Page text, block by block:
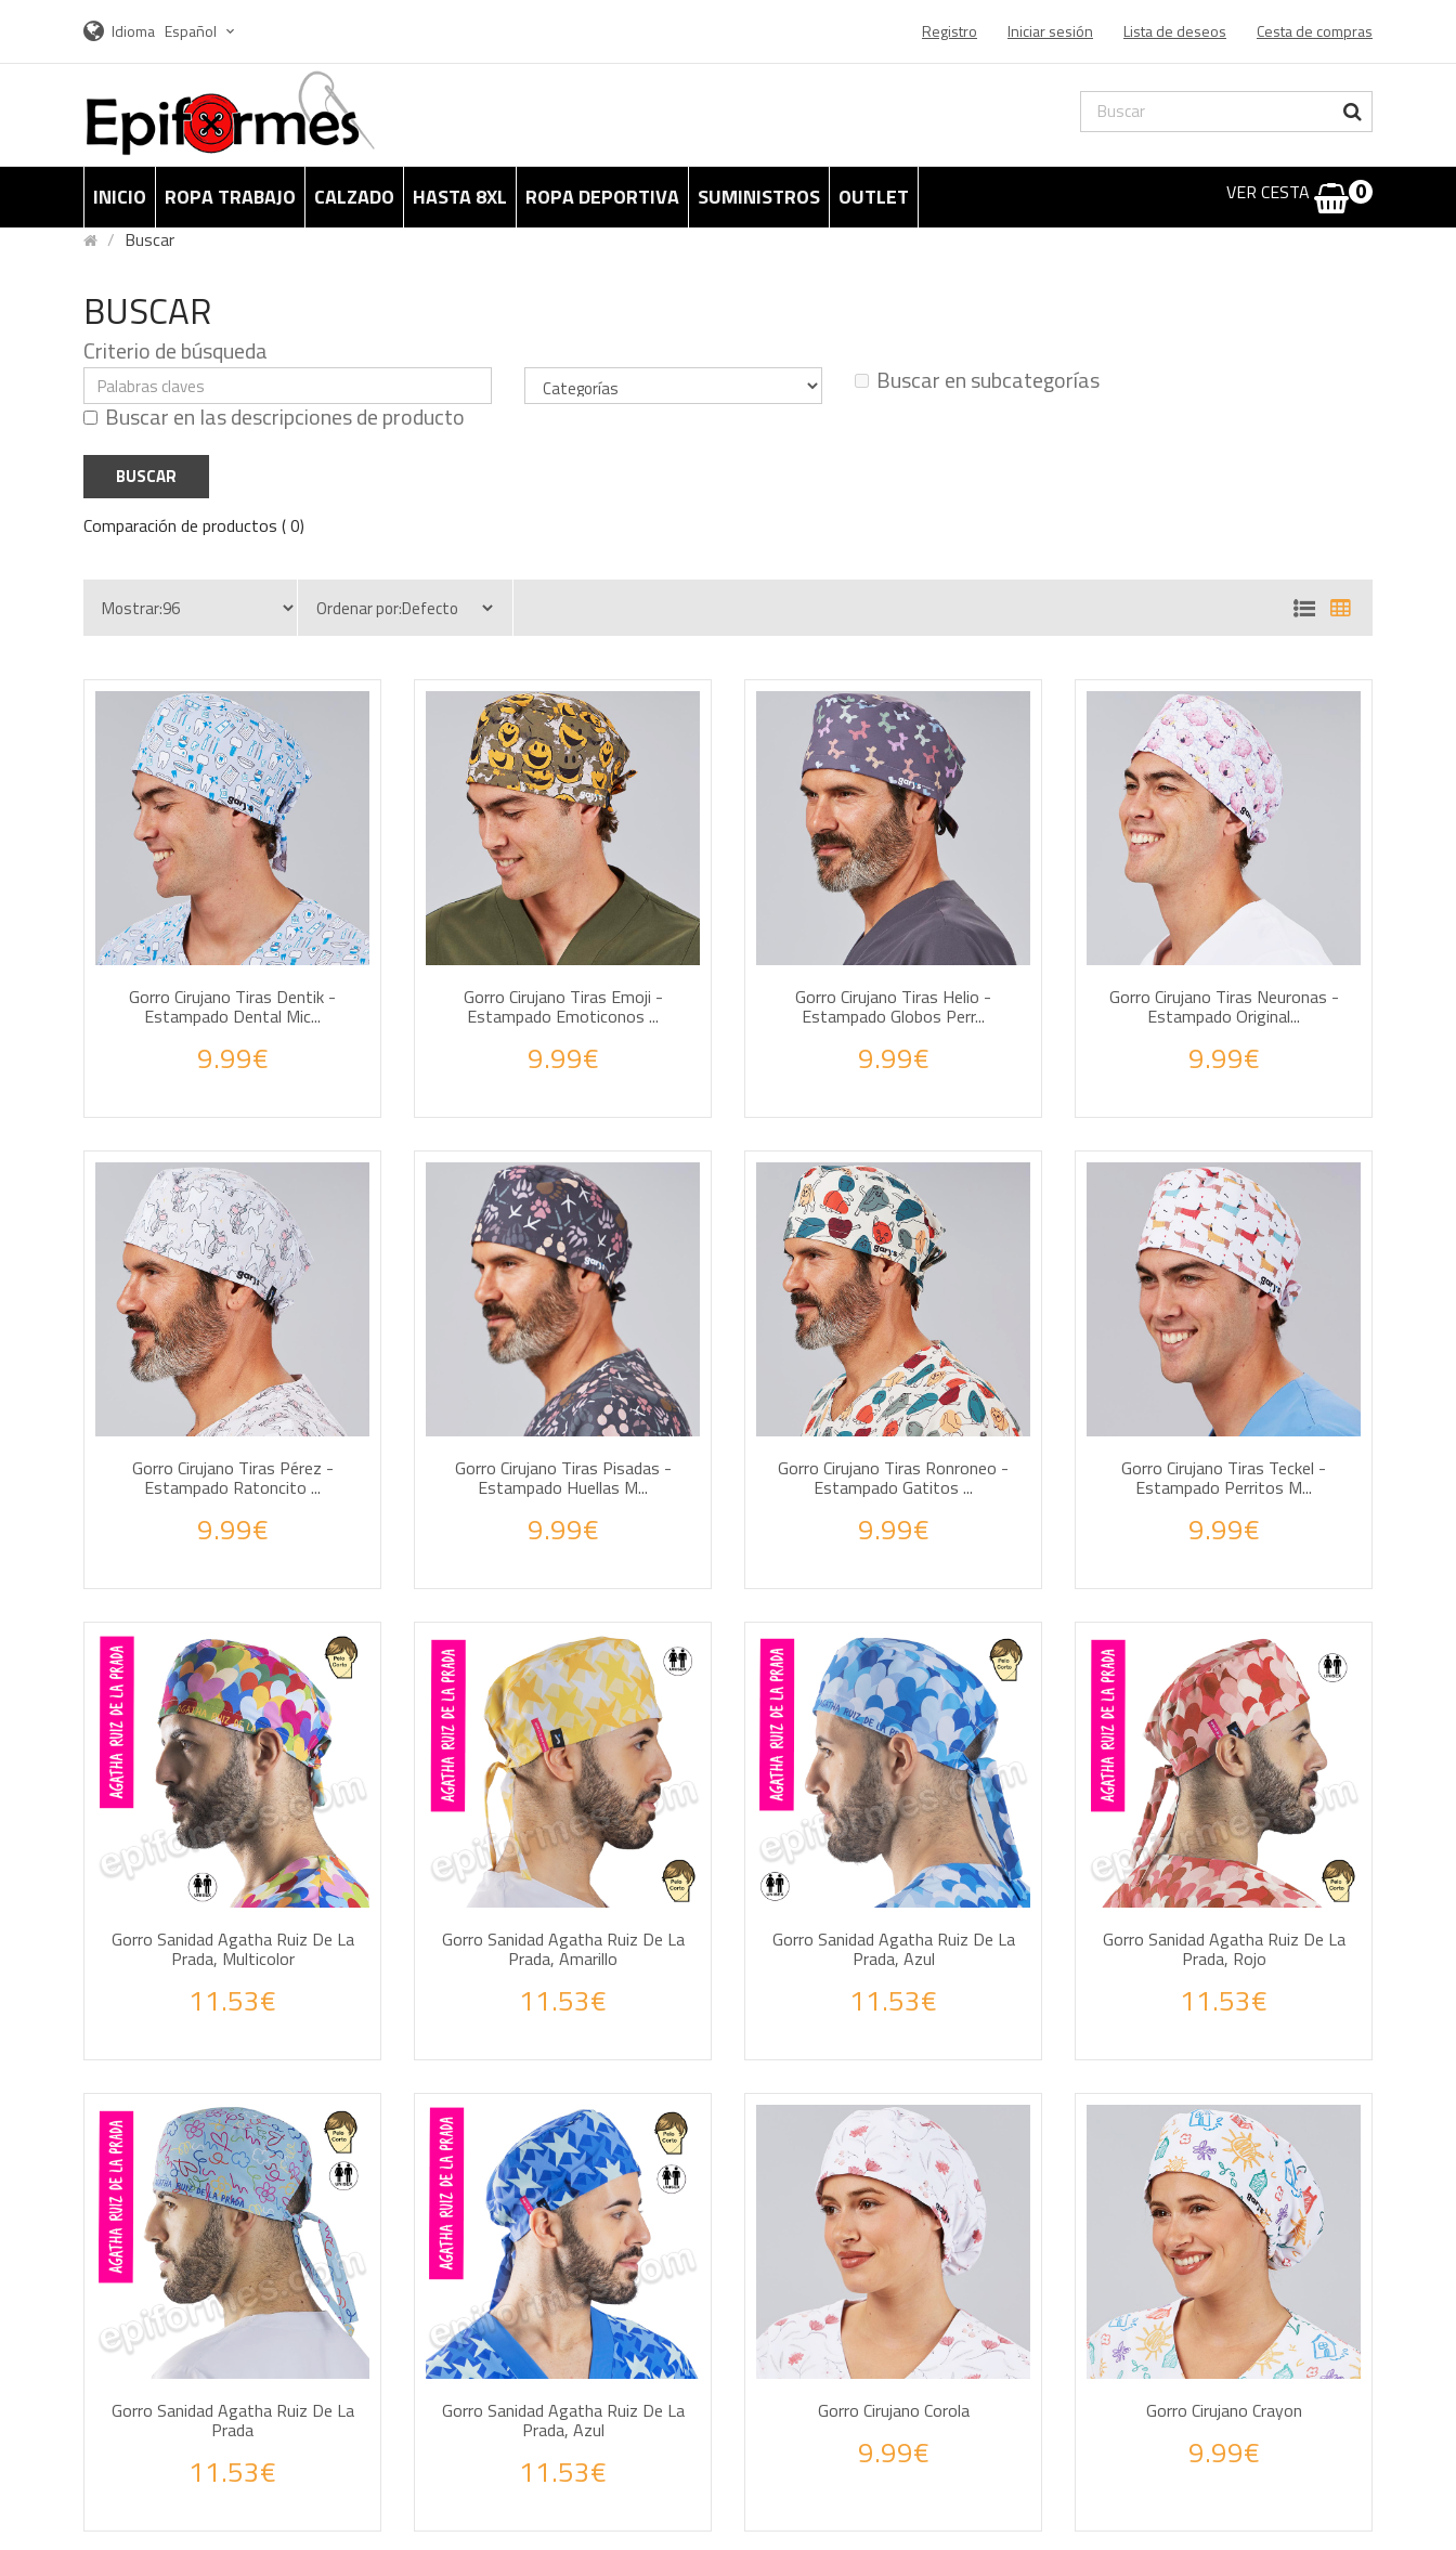
Idioma Español Registro Iniciar sesión Lista de deseos Cesta de compras
INICIO ROPA TRABAJO CALZADO HASTA 8XL ROPA DEPORTIVA SUMINISTROS OUTLET VER CESTA 0
Buscar
BUSCAR
Criterio de búsqueda
Buscar en subcategorías
Buscar en las descripciones de producto
Comparación de productos ( 0)
Gorro Cirujano Tiras Dentik -
Estampado Dental Mic...
9.99€
Gorro Cirujano Tiras Emoji -
Estampado Emoticonos ...
9.99€
Gorro Cirujano Tiras Helio -
Estampado Globos Perr...
9.99€
Gorro Cirujano Tiras Neuronas -
Estampado Original...
9.99€
Gorro Cirujano Tiras Pérez -
Estampado Ratoncito ...
9.99€
Gorro Cirujano Tiras Pisadas -
Estampado Huellas M...
9.99€
Gorro Cirujano Tiras Ronroneo -
Estampado Gatitos ...
9.99€
Gorro Cirujano Tiras Teckel -
Estampado Perritos M...
9.99€
Gorro Sanidad Agatha Ruiz De La
Prada, Multicolor
11.53€
Gorro Sanidad Agatha Ruiz De La
Prada, Amarillo
11.53€
Gorro Sanidad Agatha Ruiz De La
Prada, Azul
11.53€
Gorro Sanidad Agatha Ruiz De La
Prada, Rojo
11.53€
Gorro Sanidad Agatha Ruiz De La
Prada
11.53€
Gorro Sanidad Agatha Ruiz De La
Prada, Azul
11.53€
Gorro Cirujano Corola
9.99€
Gorro Cirujano Crayon
9.99€